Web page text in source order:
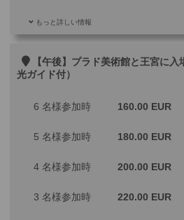
もっと詳しい情報
その他
※料金：大人・子供2歳以上共通
【午後】プラド美術館と王宮に
光ガイド付）
6 名様参加時 160.00 EUR
5 名様参加時 180.00 EUR
4 名様参加時 200.00 EUR
3 名様参加時 220.00 EUR